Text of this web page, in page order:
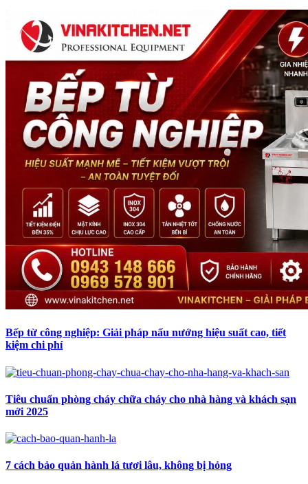
Bếp từ công nghiệp: Giải pháp nấu nướng hiệu suất cao, tiết
kiệm chi phí
Tiêu chuẩn phòng cháy chữa cháy cho nhà hàng và khách sạn
mới 2025
7 cách bảo quản hành lá tươi lâu, không bị hỏng